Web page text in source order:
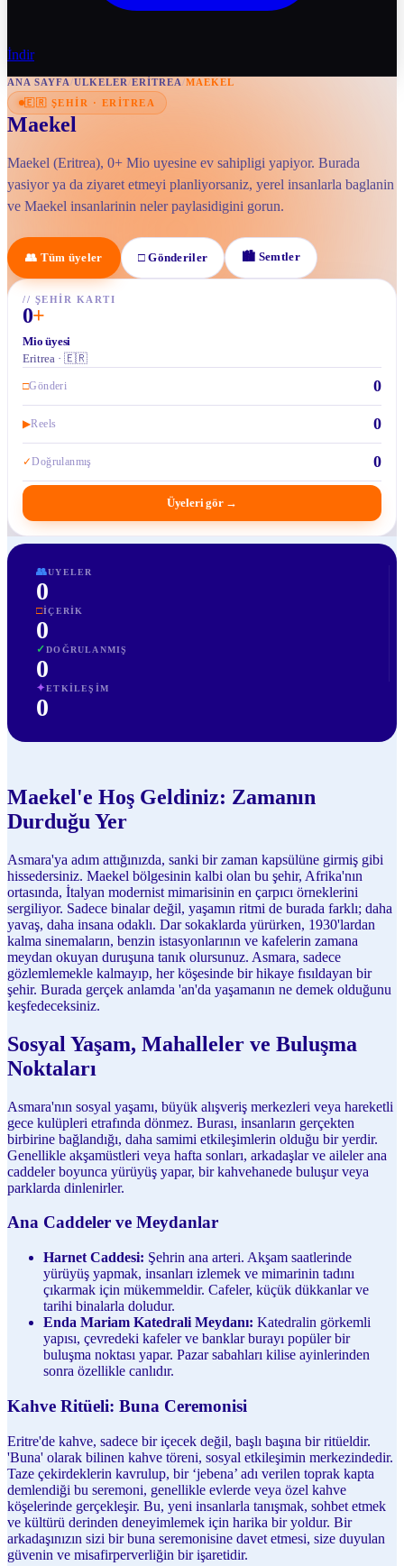
İndir
ANA SAYFA/ULKELER/ERITREA/MAEKEL
🇪🇷 ŞEHIR · ERITREA
Maekel
Maekel (Eritrea), 0+ Mio uyesine ev sahipligi yapiyor. Burada
yasiyor ya da ziyaret etmeyi planliyorsaniz, yerel insanlarla baglanin
ve Maekel insanlarinin neler paylasidigini gorun.
👥 Tüm üyeler □Gönderiler 🏙 Semtler
// ŞEHIR KARTI
0+
Mio üyesi
Eritrea · 🇪🇷
□Gönderi 0
▶Reels 0
✓Doğrulanmış 0
Üyeleri gör →
👥UYELER
0
□İÇERIK
0
✓DOĞRULANMIŞ
0
✦ETKILEŞIM
0
Maekel'e Hoş Geldiniz: Zamanın
Durduğu Yer
Asmara'ya adım attığınızda, sanki bir zaman kapsülüne girmiş gibi
hissedersiniz. Maekel bölgesinin kalbi olan bu şehir, Afrika'nın
ortasında, İtalyan modernist mimarisinin en çarpıcı örneklerini
sergiliyor. Sadece binalar değil, yaşamın ritmi de burada farklı; daha
yavaş, daha insana odaklı. Dar sokaklarda yürürken, 1930'lardan
kalma sinemaların, benzin istasyonlarının ve kafelerin zamana
meydan okuyan duruşuna tanık olursunuz. Asmara, sadece
gözlemlemekle kalmayıp, her köşesinde bir hikaye fısıldayan bir
şehir. Burada gerçek anlamda 'an'da yaşamanın ne demek olduğunu
keşfedeceksiniz.
Sosyal Yaşam, Mahalleler ve Buluşma
Noktaları
Asmara'nın sosyal yaşamı, büyük alışveriş merkezleri veya hareketli
gece kulüpleri etrafında dönmez. Burası, insanların gerçekten
birbirine bağlandığı, daha samimi etkileşimlerin olduğu bir yerdir.
Genellikle akşamüstleri veya hafta sonları, arkadaşlar ve aileler ana
caddeler boyunca yürüyüş yapar, bir kahvehanede buluşur veya
parklarda dinlenirler.
Ana Caddeler ve Meydanlar
Harnet Caddesi: Şehrin ana arteri. Akşam saatlerinde
yürüyüş yapmak, insanları izlemek ve mimarinin tadını
çıkarmak için mükemmeldir. Cafeler, küçük dükkanlar ve
tarihi binalarla doludur.
Enda Mariam Katedrali Meydanı: Katedralin görkemli
yapısı, çevredeki kafeler ve banklar burayı popüler bir
buluşma noktası yapar. Pazar sabahları kilise ayinlerinden
sonra özellikle canlıdır.
Kahve Ritüeli: Buna Ceremonisi
Eritre'de kahve, sadece bir içecek değil, başlı başına bir ritüeldir.
'Buna' olarak bilinen kahve töreni, sosyal etkileşimin merkezindedir.
Taze çekirdeklerin kavrulup, bir ‘jebena’ adı verilen toprak kapta
demlendiği bu seremoni, genellikle evlerde veya özel kahve
köşelerinde gerçekleşir. Bu, yeni insanlarla tanışmak, sohbet etmek
ve kültürü derinden deneyimlemek için harika bir yoldur. Bir
arkadaşınızın sizi bir buna seremonisine davet etmesi, size duyulan
güvenin ve misafirperverliğin bir işaretidir.